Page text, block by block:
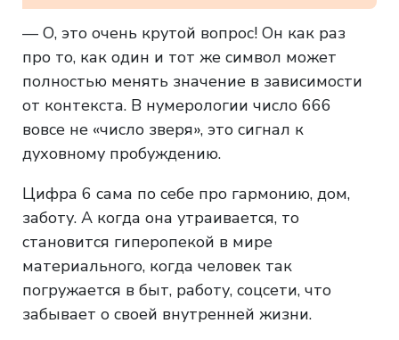
— О, это очень крутой вопрос! Он как раз
про то, как один и тот же символ может
полностью менять значение в зависимости
от контекста. В нумерологии число 666
вовсе не «число зверя», это сигнал к
духовному пробуждению.
Цифра 6 сама по себе про гармонию, дом,
заботу. А когда она утраивается, то
становится гиперопекой в мире
материального, когда человек так
погружается в быт, работу, соцсети, что
забывает о своей внутренней жизни.